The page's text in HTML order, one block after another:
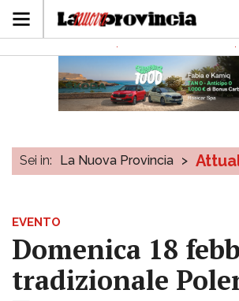
Sei in: La Nuova Provincia >
EVENTO
Domenica 18
tradizionale